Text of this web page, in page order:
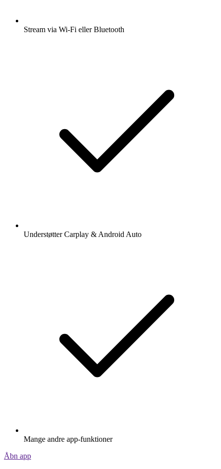
Stream via Wi-Fi eller Bluetooth
Understøtter Carplay & Android Auto
Mange andre app-funktioner
Åbn app